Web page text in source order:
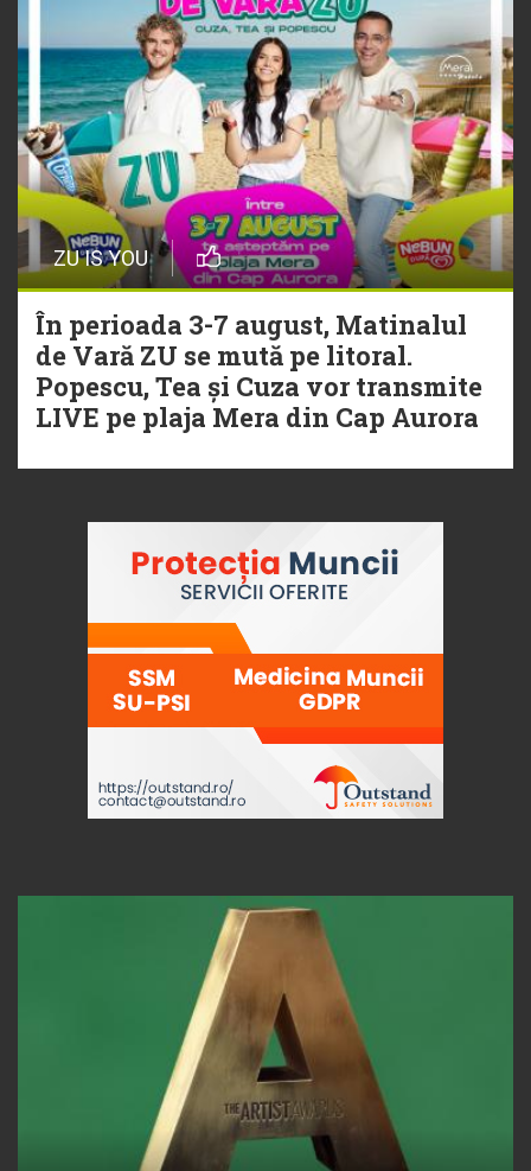
ZU IS YOU
În perioada 3-7 august, Matinalul
de Vară ZU se mută pe litoral.
Popescu, Tea și Cuza vor transmite
LIVE pe plaja Mera din Cap Aurora